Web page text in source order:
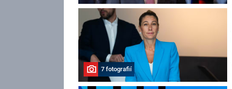
7 fotografií